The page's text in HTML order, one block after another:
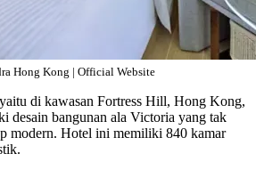
Hong Kong | Official Website
di kawasan Fortress Hill, Hong Kong,
desain bangunan ala Victoria yang tak
modern. Hotel ini memiliki 840 kamar